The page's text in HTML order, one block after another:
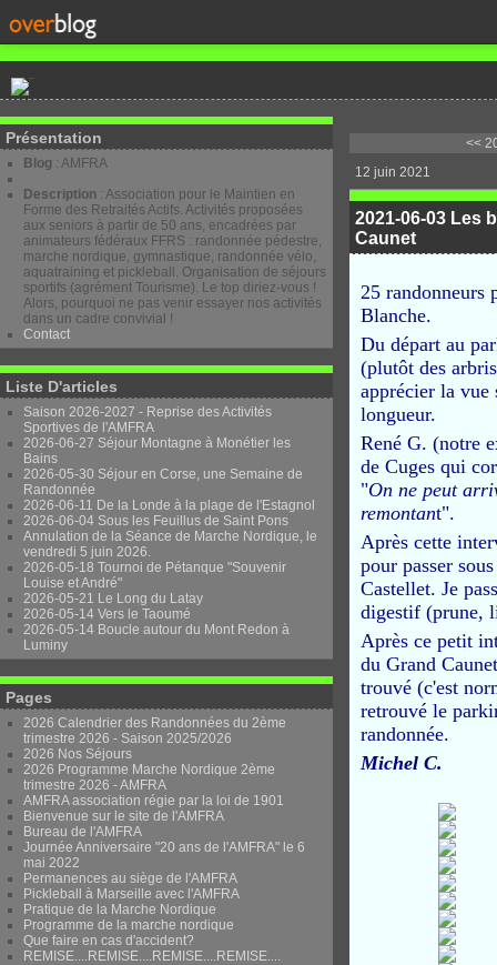
Présentation
Blog : AMFRA
Description : Association pour le Maintien en
Forme des Retraités Actifs. Activités proposées
aux seniors à partir de 50 ans, encadrées par
animateurs fédéraux FFRS : randonnée pédestre,
marche nordique, gymnastique, randonnée vélo,
aquatraining et pickleball. Organisation de séjours
sportifs (agrément Tourisme). Le top diriez-vous !
Alors, pourquoi ne pas venir essayer nos activités
dans un cadre convivial !
Contact
Liste D'articles
Saison 2026-2027 - Reprise des Activités
Sportives de l'AMFRA
2026-06-27 Séjour Montagne à Monétier les
Bains
2026-05-30 Séjour en Corse, une Semaine de
Randonnée
2026-06-11 De la Londe à la plage de l'Estagnol
2026-06-04 Sous les Feuillus de Saint Pons
Annulation de la Séance de Marche Nordique, le
vendredi 5 juin 2026.
2026-05-18 Tournoi de Pétanque "Souvenir
Louise et André"
2026-05-21 Le Long du Latay
2026-05-14 Vers le Taoumé
2026-05-14 Boucle autour du Mont Redon à
Luminy
Pages
2026 Calendrier des Randonnées du 2ème
trimestre 2026 - Saison 2025/2026
2026 Nos Séjours
2026 Programme Marche Nordique 2ème
trimestre 2026 - AMFRA
AMFRA association régie par la loi de 1901
Bienvenue sur le site de l'AMFRA
Bureau de l'AMFRA
Journée Anniversaire "20 ans de l'AMFRA" le 6
mai 2022
Permanences au siège de l'AMFRA
Pickleball à Marseille avec l'AMFRA
Pratique de la Marche Nordique
Programme de la marche nordique
Que faire en cas d'accident?
REMISE....REMISE....REMISE....REMISE....
<<
12 juin 2021
2021-06-03 Les
Caunet
25 randonneurs
Blanche.
Du départ au
(plutôt des
apprécier la vue
longueur.
René G. (notre
de Cuges qui
"On ne peut
remontant".
Après cette
pour passer
Castellet. Je
digestif (prune,
Après ce petit
du Grand
trouvé (c'est
retrouvé le
randonnée.
Michel C.